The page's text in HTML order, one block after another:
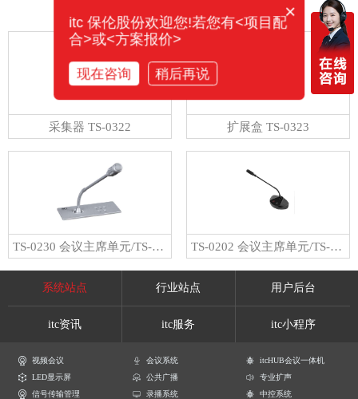
相关产品
采集器 TS-0322 扩展盒 TS-0323
TS-0230 会议主席单元/TS-0230A 会议代表单元 TS-0202 会议主席单元/TS-0202A 会议代表单元
系统站点 行业站点 用户后台
itc资讯 itc服务 itc小程序
视频会议 会议系统
itcHUB会议一体机
LED显示屏
公共广播
专业扩声
信号传输管理
录播系统
中控系统
×
itc 保伦股份欢迎您!若您有<项目配
合>或<方案报价>
现在咨询 稍后再说